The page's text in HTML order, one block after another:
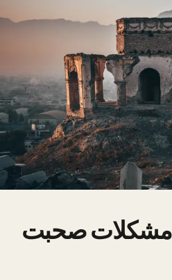
مشکلات صحبت